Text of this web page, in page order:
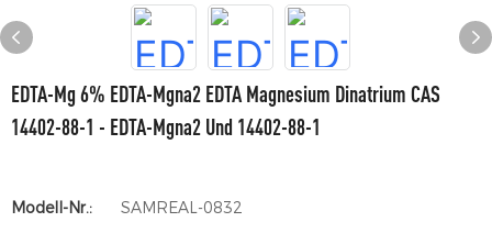
EDTA-Mg 6% EDTA-Mgna2 EDTA Magnesium Dinatrium CAS
14402-88-1 - EDTA-Mgna2 Und 14402-88-1
Modell-Nr.:
SAMREAL-0832